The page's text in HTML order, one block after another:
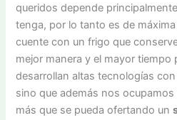
queridos depende
tenga, por lo tanto es de
cuente con un frigo que
mejor manera y el mayor
desarrollan altas tecnologías
sino que además nos
más que se pueda ofertando un